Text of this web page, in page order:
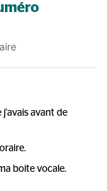
j'avais avant de
boite vocale.